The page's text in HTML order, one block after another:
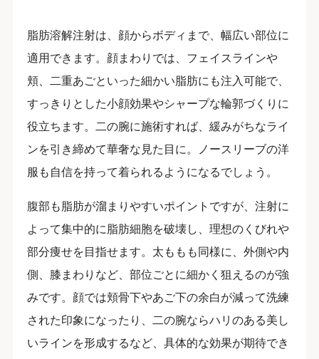
脂肪溶解注射は、顔からボディまで、幅広い部位に
適用できます。顔まわりでは、フェイスラインや
頬、二重あごといった細かい脂肪にも注入可能で、
すっきりとした小顔効果やシャープな輪郭づくりに
役立ちます。二の腕に施術すれば、緩みがちなライ
ンを引き締めて華奢な見た目に。ノースリーブの洋
服も自信を持って着られるようになるでしょう。
腹部も脂肪が溜まりやすいポイントですが、注射に
よって集中的に脂肪細胞を破壊し、理想のくびれや
部分痩せを目指せます。太ももも同様に、外側や内
側、膝まわりなど、部位ごとに細かく狙えるのが強
みです。顔では頬骨下やあご下の余白が減って洗練
された印象になったり、二の腕ならハリのある美し
いラインを形成するなど、具体的な効果が期待でき